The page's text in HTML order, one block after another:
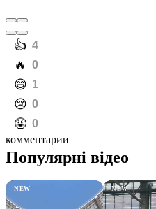
️👍 4
️🔥 0
️😄 1
️😢 0
️🤬 0
комментарии